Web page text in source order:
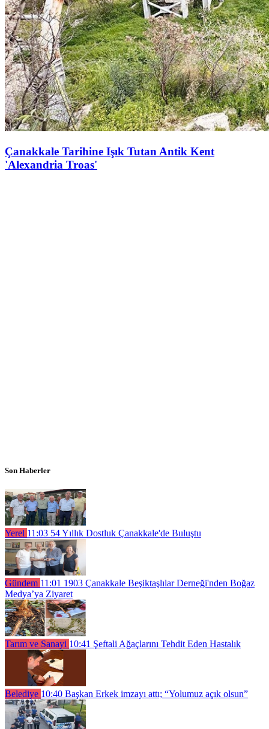
Çanakkale Tarihine Işık Tutan Antik Kent
'Alexandria Troas'
Son Haberler
Yerel 11:03 54 Yıllık Dostluk Çanakkale'de Buluştu
Gündem 11:01 1903 Çanakkale Beşiktaşlılar Derneği'nden Boğaz
Medya’ya Ziyaret
Tarım ve Sanayi 10:41 Şeftali Ağaçlarını Tehdit Eden Hastalık
Belediye 10:40 Başkan Erkek imzayı attı; “Yolumuz açık olsun”